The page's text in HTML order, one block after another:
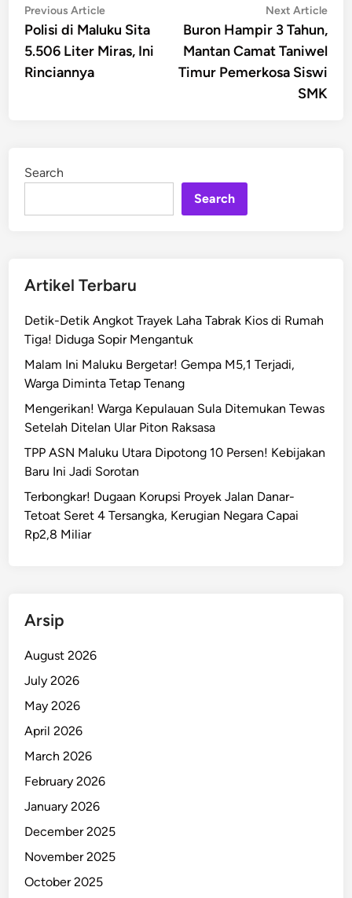
Post
navigation
Previous ArticlePrevious
article:
Polisi di Maluku Sita
5.506 Liter Miras, Ini
Rinciannya
Next Article
Buron Hampir 3 Tahun,
Mantan Camat Taniwel
Timur Pemerkosa Siswi
SMK
Search
Search
Artikel Terbaru
Detik-Detik Angkot Trayek Laha Tabrak Kios di Rumah
Tiga! Diduga Sopir Mengantuk
Malam Ini Maluku Bergetar! Gempa M5,1 Terjadi,
Warga Diminta Tetap Tenang
Mengerikan! Warga Kepulauan Sula Ditemukan Tewas
Setelah Ditelan Ular Piton Raksasa
TPP ASN Maluku Utara Dipotong 10 Persen! Kebijakan
Baru Ini Jadi Sorotan
Terbongkar! Dugaan Korupsi Proyek Jalan Danar-
Tetoat Seret 4 Tersangka, Kerugian Negara Capai
Rp2,8 Miliar
Arsip
August 2026
July 2026
May 2026
April 2026
March 2026
February 2026
January 2026
December 2025
November 2025
October 2025